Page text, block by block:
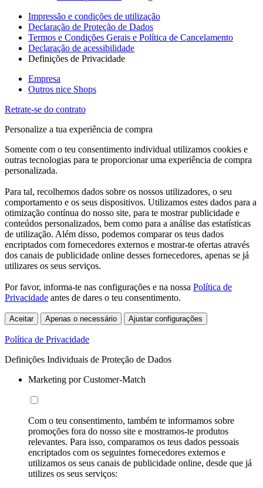
Impressão e condições de utilização
Declaração de Proteção de Dados
Termos e Condições Gerais e Política de Cancelamento
Declaração de acessibilidade
Definições de Privacidade
Empresa
Outros nice Shops
Retrate-se do contrato
Personalize a tua experiência de compra
Somente com o teu consentimento individual utilizamos cookies e
outras tecnologias para te proporcionar uma experiência de compra
personalizada.
Para tal, recolhemos dados sobre os nossos utilizadores, o seu
comportamento e os seus dispositivos. Utilizamos estes dados para a
otimização contínua do nosso site, para te mostrar publicidade e
conteúdos personalizados, bem como para a análise das estatísticas
de utilização. Além disso, podemos comparar os teus dados
encriptados com fornecedores externos e mostrar-te ofertas através
dos canais de publicidade online desses fornecedores, apenas se já
utilizares os seus serviços.
Por favor, informa-te nas configurações e na nossa Política de
Privacidade antes de dares o teu consentimento.
Aceitar Apenas o necessário Ajustar configurações
Política de Privacidade
Definições Individuais de Proteção de Dados
Marketing por Customer-Match
Com o teu consentimento, também te informamos sobre
promoções fora do nosso site e mostramos-te produtos
relevantes. Para isso, comparamos os teus dados pessoais
encriptados com os seguintes fornecedores externos e
utilizamos os seus canais de publicidade online, desde que já
utilizes os seus serviços: